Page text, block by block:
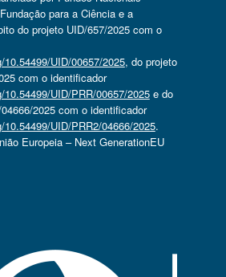
para a Ciência e a
do projeto UID/657/2025 com o
UID/00657/2025, do projeto
com o identificador
UID/PRR/00657/2025e do
2025 com o identificador
UID/PRR2/04666/2025.
Europeia – Next GenerationEU